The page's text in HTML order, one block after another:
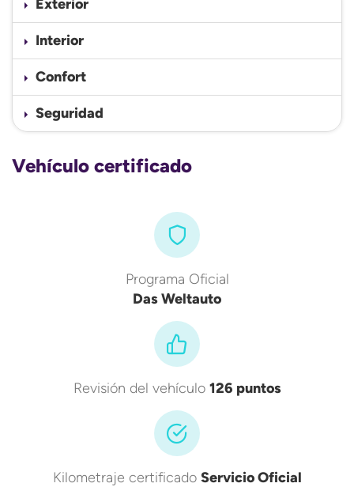
Exterior
Interior
Confort
Seguridad
Vehículo certificado
Programa Oficial
Das Weltauto
Revisión del vehículo 126 puntos
Kilometraje certificado Servicio Oficial